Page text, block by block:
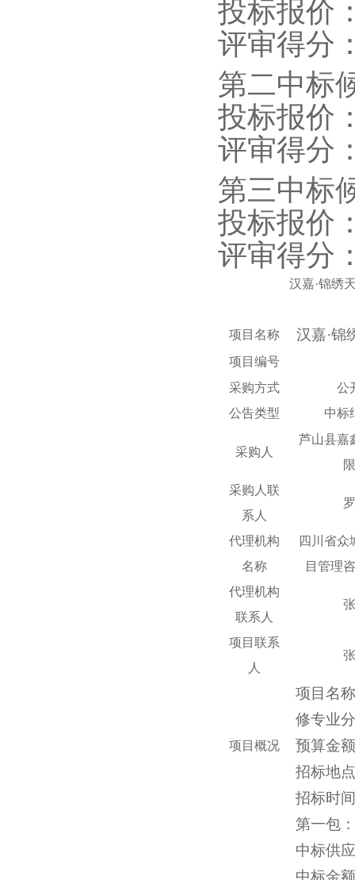
投标报价
评审得分
第二中标
投标报价
评审得分
第三中标
投标报价
评审得分
汉嘉·锦绣
项目名称 汉嘉·锦
项目编号
采购方式
公
公告类型
中标
采购人
芦山县嘉
采购人联
系人
代理机构
名称
四川省众
目管理
代理机构
联系人
张
项目联系
人
张
项目概况
项目名
修专业
预算金
招标地
招标时
第一包：
中标供
中标金